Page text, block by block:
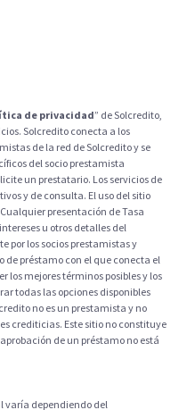
de privacidad” de Solcredito,
Solcredito conecta a los
de la red de Solcredito y se
del socio prestamista
un prestatario. Los servicios de
y de consulta. El uso del sitio
presentación de Tasa
u otros detalles del
por los socios prestamistas y
de préstamo con el que conecta el
los mejores términos posibles y los
todas las opciones disponibles
no es un prestamista y no
crediticias. Este sitio no constituye
de un préstamo no está
varía dependiendo del